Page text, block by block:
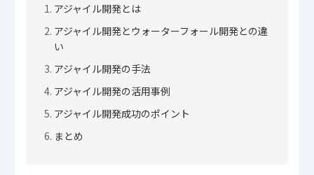
アジャイル開発とは
アジャイル開発とウォーターフォール開発との違
い
アジャイル開発の手法
アジャイル開発の活用事例
アジャイル開発成功のポイント
まとめ